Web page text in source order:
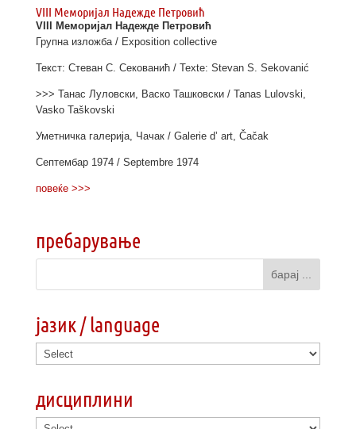
VIII Меморијал Надежде Петровић
VIII Меморијал Надежде Петровић
Групна изложба / Exposition collective
Текст: Стеван С. Секованић / Texte: Stevan S. Sekovanić
>>> Танас Луловски, Васко Ташковски / Tanas Lulovski,
Vasko Taškovski
Уметничка галерија, Чачак / Galerie d’ art, Čačak
Септембар 1974 / Septembre 1974
повеќе >>>
пребарување
јазик / language
дисциплини